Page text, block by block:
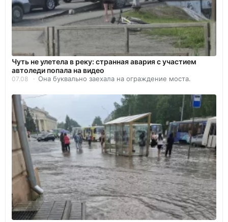
Чуть не улетела в реку: странная авария с участием
автоледи попала на видео
07.08 Она буквально заехала на ограждение моста.